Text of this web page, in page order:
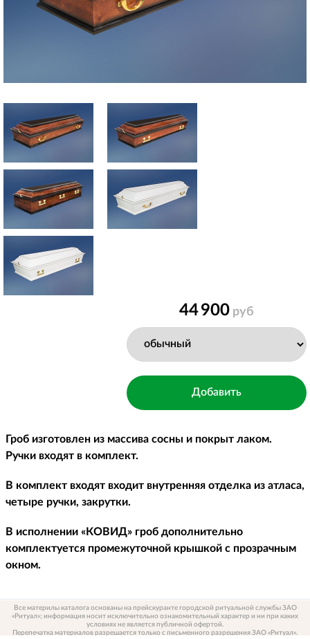
44 900 руб
Гроб изготовлен из массива сосны и покрыт лаком.
Ручки входят в комплект.
В комплект входят входит внутренняя отделка из атласа,
четыре ручки, закрутки.
В исполнении «КОВИД» гроб дополнительно
комплектуется промежуточной крышкой с прозрачным
окном.
Все материлы каталога основаны на прейскуранте городской ритуальной службы ЗАО
«Ритуал»; информация носит исключительно ознакомительный характер и ни при каких
условиях не является публичной офертой.
Перепечатка материалов разрешается только с письменного разрешения ЗАО «Ритуал».